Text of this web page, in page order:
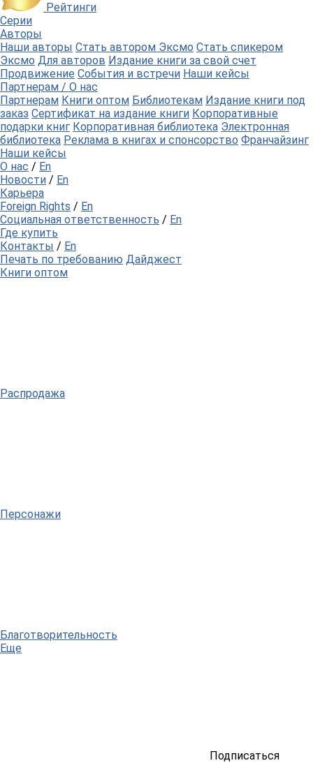
Рейтинги
Серии
Авторы
Наши авторы Стать автором Эксмо Стать спикером
Эксмо Для авторов Издание книги за свой счет
Продвижение События и встречи Наши кейсы
Партнерам / О нас
Партнерам Книги оптом Библиотекам Издание книги под
заказ Сертификат на издание книги Корпоративные
подарки книг Корпоративная библиотека Электронная
библиотека Реклама в книгах и спонсорство Франчайзинг
Наши кейсы
О нас / En
Новости / En
Карьера
Foreign Rights / En
Социальная ответственность / En
Где купить
Контакты / En
Печать по требованию Дайджест
Книги оптом
Распродажа
Персонажи
Благотворительность
Еще
Подписаться